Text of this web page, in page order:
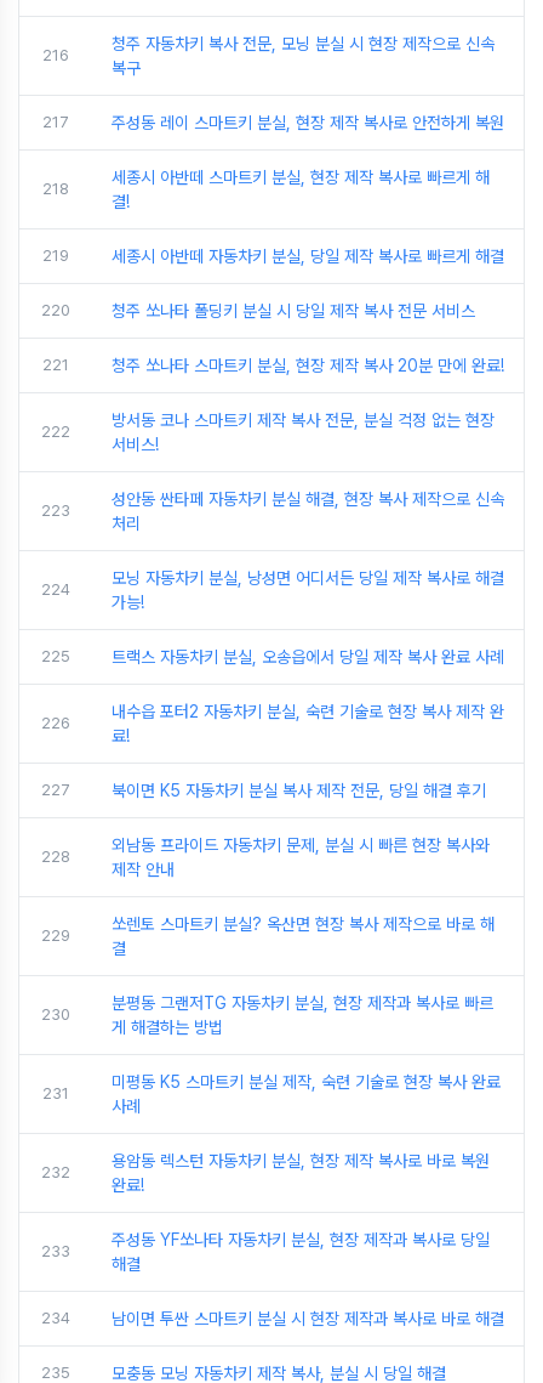
216
청주 자동차키 복사 전문, 모닝 분실 시 현장 제작으로 신속
복구
217 주성동 레이 스마트키 분실, 현장 제작 복사로 안전하게 복원
218
세종시 아반떼 스마트키 분실, 현장 제작 복사로 빠르게 해
결!
219 세종시 아반떼 자동차키 분실, 당일 제작 복사로 빠르게 해결
220 청주 쏘나타 폴딩키 분실 시 당일 제작 복사 전문 서비스
221 청주 쏘나타 스마트키 분실, 현장 제작 복사 20분 만에 완료!
222
방서동 코나 스마트키 제작 복사 전문, 분실 걱정 없는 현장
서비스!
223
성안동 싼타페 자동차키 분실 해결, 현장 복사 제작으로 신속
처리
224
모닝 자동차키 분실, 낭성면 어디서든 당일 제작 복사로 해결
가능!
225 트랙스 자동차키 분실, 오송읍에서 당일 제작 복사 완료 사례
226
내수읍 포터2 자동차키 분실, 숙련 기술로 현장 복사 제작 완
료!
227 북이면 K5 자동차키 분실 복사 제작 전문, 당일 해결 후기
228
외남동 프라이드 자동차키 문제, 분실 시 빠른 현장 복사와
제작 안내
229
쏘렌토 스마트키 분실? 옥산면 현장 복사 제작으로 바로 해
결
230
분평동 그랜저TG 자동차키 분실, 현장 제작과 복사로 빠르
게 해결하는 방법
231
미평동 K5 스마트키 분실 제작, 숙련 기술로 현장 복사 완료
사례
232
용암동 렉스턴 자동차키 분실, 현장 제작 복사로 바로 복원
완료!
233
주성동 YF쏘나타 자동차키 분실, 현장 제작과 복사로 당일
해결
234 남이면 투싼 스마트키 분실 시 현장 제작과 복사로 바로 해결
235 모충동 모닝 자동차키 제작 복사, 분실 시 당일 해결